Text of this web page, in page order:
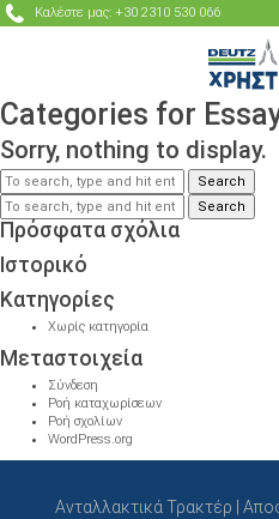
Καλέστε μας: +30 2310 530 066
Categories for
Sorry, nothing to display.
Search
Search
Πρόσφατα σχόλια
Ιστορικό
Kατηγορίες
Χωρίς κατηγορία
Μεταστοιχεία
Σύνδεση
Ροή καταχωρίσεων
Ροή σχολίων
WordPress.org
Ανταλλακτικά Τρακτέρ |